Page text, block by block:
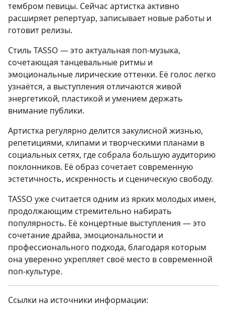
тембром певицы. Сейчас артистка активно
расширяет репертуар, записывает новые работы и
готовит релизы.
Стиль TASSO — это актуальная поп-музыка,
сочетающая танцевальные ритмы и
эмоциональные лирические оттенки. Её голос легко
узнаётся, а выступления отличаются живой
энергетикой, пластикой и умением держать
внимание публики.
Артистка регулярно делится закулисной жизнью,
репетициями, клипами и творческими планами в
социальных сетях, где собрала большую аудиторию
поклонников. Её образ сочетает современную
эстетичность, искренность и сценическую свободу.
TASSO уже считается одним из ярких молодых имен,
продолжающим стремительно набирать
популярность. Её концертные выступления — это
сочетание драйва, эмоциональности и
профессионального подхода, благодаря которым
она уверенно укрепляет своё место в современной
поп-культуре.
Ссылки на источники информации: